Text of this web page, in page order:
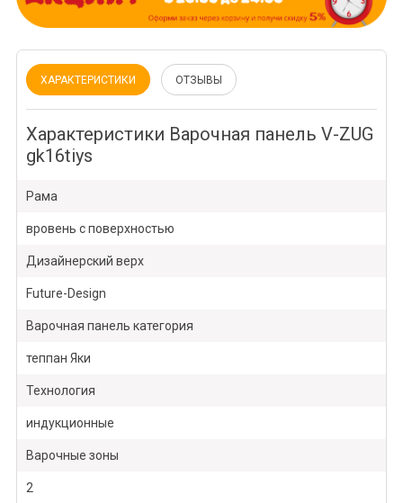
ХАРАКТЕРИСТИКИ ОТЗЫВЫ
Характеристики Варочная панель V-ZUG
gk16tiys
Рама
вровень с поверхностью
Дизайнерский верх
Future-Design
Варочная панель категория
теппан Яки
Технология
индукционные
Варочные зоны
2